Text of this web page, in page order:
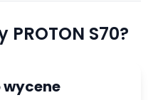
S70?
wycene